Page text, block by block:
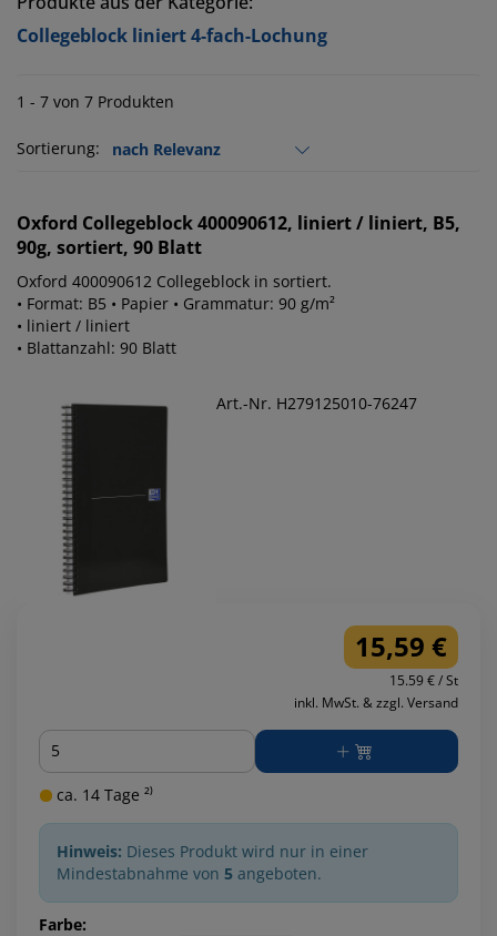
Collegeblock liniert 4-fach-Lochung
1 - 7 von 7 Produkten
Sortierung:
Oxford Collegeblock 400090612, liniert / liniert, B5,
90g, sortiert, 90 Blatt
Oxford 400090612 Collegeblock in sortiert.
• Format: B5 • Papier • Grammatur: 90 g/m²
• liniert / liniert
• Blattanzahl: 90 Blatt
Art.-Nr. H279125010-76247
15,59 €
15.59 € / St
inkl. MwSt. & zzgl. Versand
Menge
ca. 14 Tage ²⁾
Hinweis: Dieses Produkt wird nur in einer
Mindestabnahme von 5 angeboten.
Farbe: